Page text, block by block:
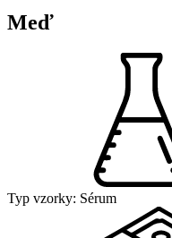
Meď
Typ vzorky: Sérum